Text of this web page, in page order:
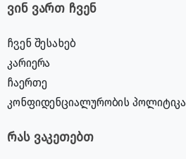
ვინ ვართ ჩვენ
ჩვენ შესახებ
კარიერა
ჩაერთე
კონფიდენციალურობის პოლიტიკა
რას ვაკეთებთ